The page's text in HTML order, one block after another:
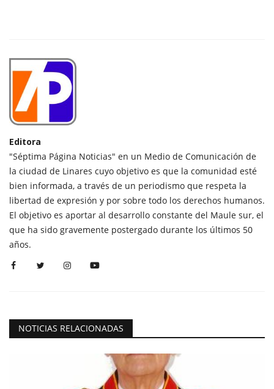
Editora
"Séptima Página Noticias" en un Medio de Comunicación de
la ciudad de Linares cuyo objetivo es que la comunidad esté
bien informada, a través de un periodismo que respeta la
libertad de expresión y por sobre todo los derechos humanos.
El objetivo es aportar al desarrollo constante del Maule sur, el
que ha sido gravemente postergado durante los últimos 50
años.
NOTICIAS RELACIONADAS